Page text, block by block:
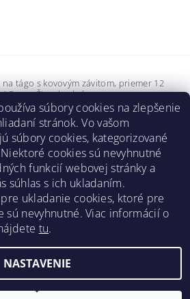
tágo s kovovým závitom, priemer 12
mm. Štandardné rozmery.
k tejto položke.
| Reklamačný poriadok
údajov | Prepravný poriadok
práva vyhradenéUpraviť nastavenie cookies
súbory cookies na zlepšenie
stránok. Vo vašom
súbory cookies, kategorizované
cookies sú nevyhnutné
funkcií webovej stránky a
súhlas s ich ukladaním.
ukladanie cookies, ktoré pre
sú nevyhnutné. Viac informácií o
tu.
NASTAVENIE